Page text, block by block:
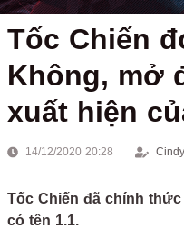
Tốc Chiến
Không, mở
xuất hiện
14/12/2020 20:28 Cindy
Tốc Chiến đã chính
có tên 1.1.